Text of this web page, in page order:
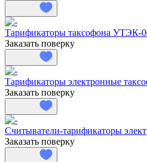
Тарификаторы таксофона УТЭК-
Заказать поверку
Тарификаторы электронные
Заказать поверку
Считыватели-тарификаторы
Заказать поверку